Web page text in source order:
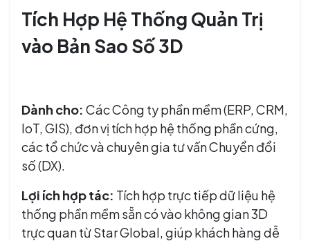
Tích Hợp Hệ Thống Quản Trị
vào Bản Sao Số 3D
Dành cho: Các Công ty phần mềm (ERP, CRM,
IoT, GIS), đơn vị tích hợp hệ thống phần cứng,
các tổ chức và chuyên gia tư vấn Chuyển đổi
số (DX).
Lợi ích hợp tác: Tích hợp trực tiếp dữ liệu hệ
thống phần mềm sẵn có vào không gian 3D
trực quan từ Star Global, giúp khách hàng dễ